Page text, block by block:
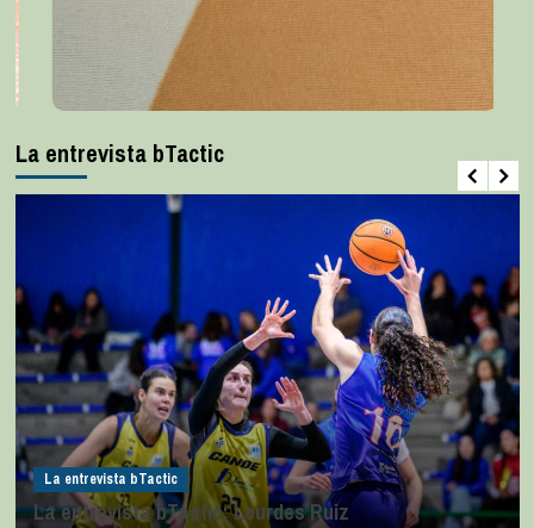
La entrevista bTactic
La entrevista bTactic
La entrevista bTactic: Lourdes Ruiz